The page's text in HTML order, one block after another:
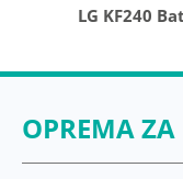
LG KF240
OPREMA